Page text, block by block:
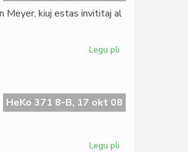
en
certa
Meyer, kiuj estas invititaj al
Legu pli
en
decembro
HeKo 371 8-B, 17 okt 08
Legu pli